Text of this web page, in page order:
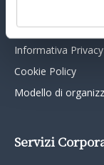
Collabora con noi
Informativa Privacy
Cookie Policy
Modello di
Servizi